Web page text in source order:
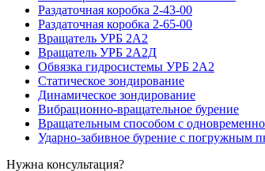
Раздаточная коробка 2-43-00
Раздаточная коробка 2-65-00
Вращатель УРБ 2А2
Вращатель УРБ 2А2Д
Обвязка гидросистемы УРБ 2А2
Статическое зондирование
Динамическое зондирование
Вибрационно-вращательное бурение
Вращательным способом с
Ударно-забивное бурение с погружным
Нужна консультация?